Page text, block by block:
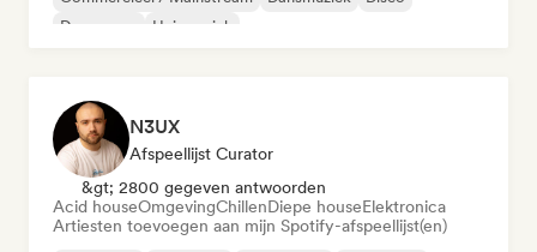
Droompop
Huismuziek
N3UX
Afspeellijst Curator
&gt; 2800 gegeven antwoorden
Acid houseOmgevingChillenDiepe houseElektronica
Artiesten toevoegen aan mijn Spotify-afspeellijst(en)